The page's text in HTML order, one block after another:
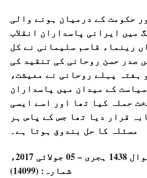
حکومت کے درمیان ہونے والی
میں ایرانی پاسداران انقلاب
رینماء قاسم سلیمانی نے کل
صدر حسن روحانی کی تنقید کی
ہفتہ پہلے روحانی نے معیشت،
کے میدان میں پاسداران
حملہ کیا تھا اور اسے ایسی
قرار دیا تھا جس کے پاس ہر
مسئلہ کا حل بندوق ہوتا ہے۔
بدھ 11 شوال 1438 ہجری – 05 جولائی 2017ء
شمارہ: (14099)